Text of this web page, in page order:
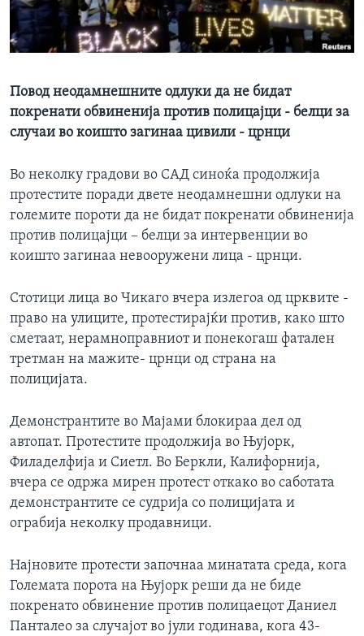
ИНТЕРВЈУА
Јазици
Повод неодамнешните одлуки да не бидат
покренати обвиненија против полицајци - белци за
случаи во коишто загинаа цивили - црнци
Во неколку градови во САД синоќа продолжија
протестите поради двете неодамнешни одлуки на
големите пороти да не бидат покренати обвиненија
против полицајци – белци за интервенции во
коишто загинаа невооружени лица - црнци.
Стотици лица во Чикаго вчера излегоа од црквите -
право на улиците, протестирајќи против, како што
сметаат, нерамноправниот и понекогаш фатален
третман на мажите- црнци од страна на
полицијата.
Демонстрантите во Мајами блокираа дел од
автопат. Протестите продолжија во Њујорк,
Филаделфија и Сиетл. Во Беркли, Калифорнија,
вчера се одржа мирен протест откако во саботата
демонстрантите се судрија со полицијата и
ограбија неколку продавници.
Најновите протести започнаа минатата среда, кога
Големата порота на Њујорк реши да не биде
покренато обвинение против полицаецот Даниел
Панталео за случајот во јули годинава, кога 43-